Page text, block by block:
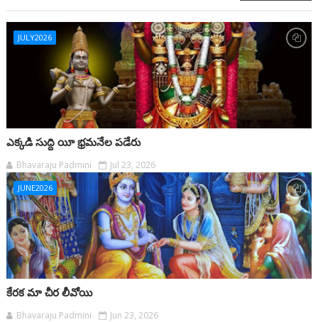
JULY2026
ఎక్కడి సుద్ది యీ భ్రమనేల పడేరు
Bhavaraju Padmini Jul 23, 2026
JUNE2026
కేరక మా చీర లీవోయి
Bhavaraju Padmini Jun 23, 2026